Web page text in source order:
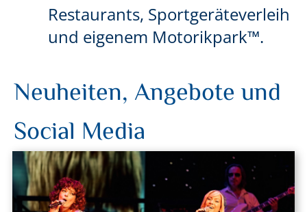
Restaurants, Sportgeräteverleih
und eigenem Motorikpark™.
Neuheiten, Angebote und
Social Media